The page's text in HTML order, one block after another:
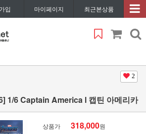
입 마이페이지 최근본상품
2
1/6 Captain America l 캡틴 아메리카
상품가 318,000원